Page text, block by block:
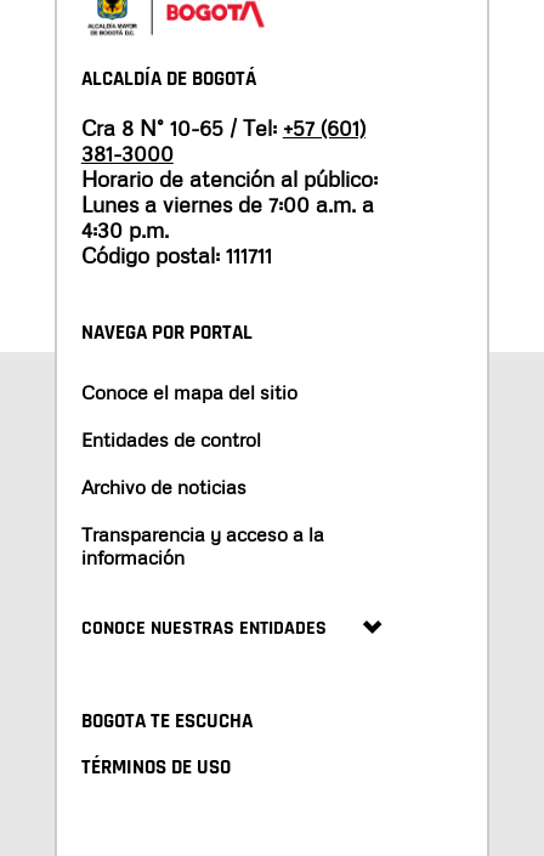
ALCALDÍA DE BOGOTÁ
Cra 8 N° 10-65 / Tel: +57 (601)
381-3000
Horario de atención al público:
Lunes a viernes de 7:00 a.m. a
4:30 p.m.
Código postal: 111711
NAVEGA POR PORTAL
Conoce el mapa del sitio
Entidades de control
Archivo de noticias
Transparencia y acceso a la
información
CONOCE NUESTRAS ENTIDADES
BOGOTA TE ESCUCHA
TÉRMINOS DE USO